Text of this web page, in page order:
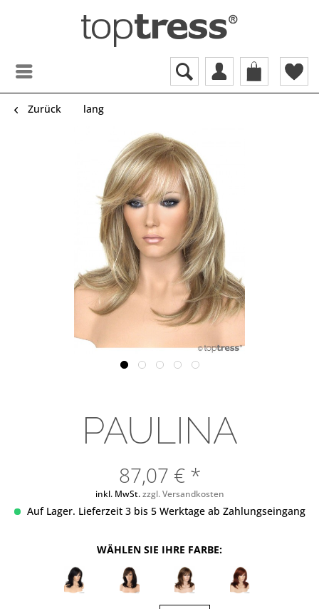
Zurück lang
PAULINA
87,07 € *
inkl. MwSt.zzgl. Versandkosten
Auf Lager. Lieferzeit 3 bis 5 Werktage ab Zahlungseingang
WÄHLEN SIE IHRE FARBE: